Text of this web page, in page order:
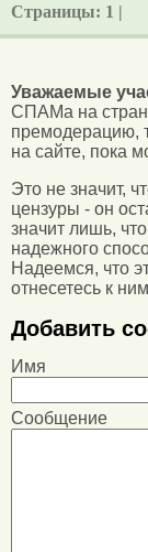
Страницы: 1 |
Уважаемые
СПАМа на
премодерацию,
на сайте, пока
Это не значит,
цензуры - он
значит лишь,
надежного
Надеемся, что
отнесетесь к
Добавить
Имя
Сообщение